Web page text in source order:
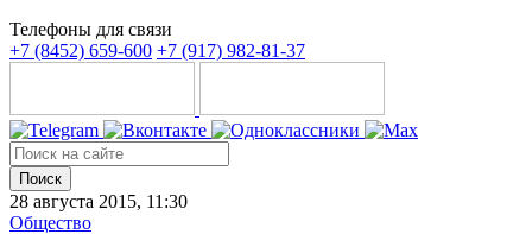
Телефоны для связи
+7 (8452) 659-600 +7 (917) 982-81-37
Поиск
28 августа 2015, 11:30
Общество